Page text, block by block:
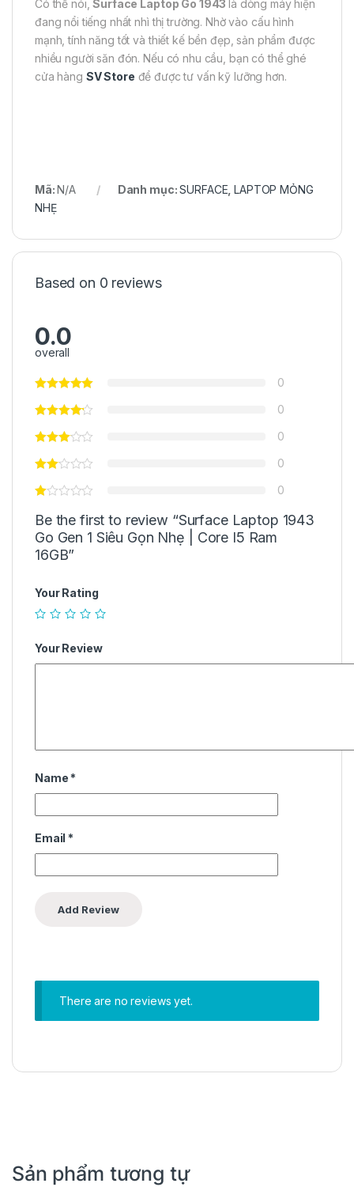
Có thể nói,Surface Laptop Go 1943 là dòng máy hiện
đang nổi tiếng nhất nhì thị trường. Nhờ vào cấu hình
mạnh, tính năng tốt và thiết kế bền đẹp, sản phẩm được
nhiều người săn đón. Nếu có nhu cầu, bạn có thể ghé
cửa hàng SV Store để được tư vấn kỹ lưỡng hơn.
Mã:N/A Danh mục:SURFACE ,LAPTOP MỎNG
NHẸ
Based on 0 reviews
0.0
overall
0
0
0
0
0
Be the first to review “Surface Laptop 1943
Go Gen 1 Siêu Gọn Nhẹ | Core I5 Ram
16GB”
Your Rating
Your Review
Name *
Email *
There are no reviews yet.
Sản phẩm tương tự